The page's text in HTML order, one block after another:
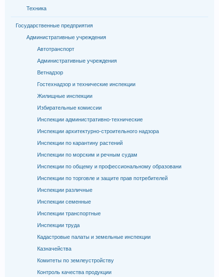
Техника
Государственные предприятия
Административные учреждения
Автотранспорт
Административные учреждения
Ветнадзор
Гостехнадзор и технические инспекции
Жилищные инспекции
Избирательные комиссии
Инспекции административно-технические
Инспекции архитектурно-строительного надзора
Инспекции по карантину растений
Инспекции по морским и речным судам
Инспекции по общему и профессиональному образовани
Инспекции по торговле и защите прав потребителей
Инспекции различные
Инспекции семенные
Инспекции транспортные
Инспекции труда
Кадастровые палаты и земельные инспекции
Казначейства
Комитеты по землеустройству
Контроль качества продукции